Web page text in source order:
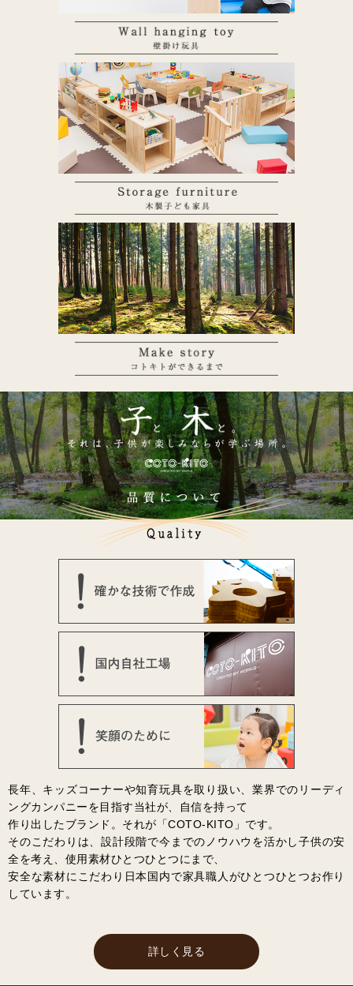
長年、キッズコーナーや知育玩具を取り扱い、業界でのリーディ
ングカンパニーを目指す当社が、自信を持って
作り出したブランド。それが「COTO-KITO」です。
そのこだわりは、設計段階で今までのノウハウを活かし子供の安
全を考え、使用素材ひとつひとつにまで、
安全な素材にこだわり日本国内で家具職人がひとつひとつお作り
しています。
詳しく見る